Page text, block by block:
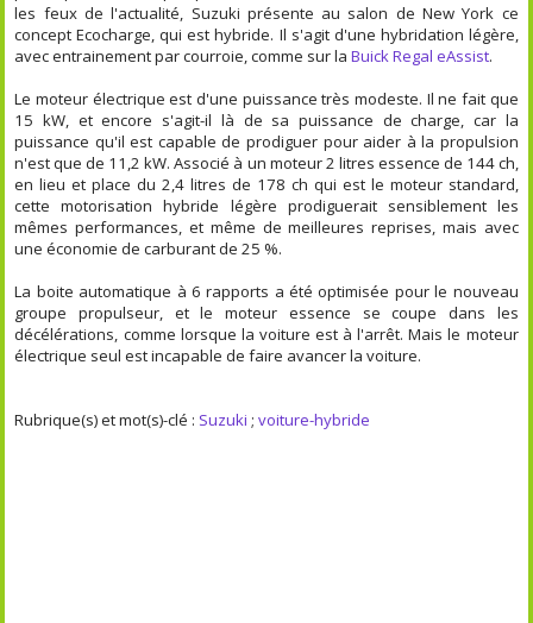
les feux de l'actualité, Suzuki présente au salon de New York ce
concept Ecocharge, qui est hybride. Il s'agit d'une hybridation légère,
avec entrainement par courroie, comme sur laBuick Regal eAssist.
Le moteur électrique est d'une puissance très modeste. Il ne fait que
15 kW, et encore s'agit-il là de sa puissance de charge, car la
puissance qu'il est capable de prodiguer pour aider à la propulsion
n'est que de 11,2 kW. Associé à un moteur 2 litres essence de 144 ch,
en lieu et place du 2,4 litres de 178 ch qui est le moteur standard,
cette motorisation hybride légère prodiguerait sensiblement les
mêmes performances, et même de meilleures reprises, mais avec
une économie de carburant de 25 %.
La boite automatique à 6 rapports a été optimisée pour le nouveau
groupe propulseur, et le moteur essence se coupe dans les
décélérations, comme lorsque la voiture est à l'arrêt. Mais le moteur
électrique seul est incapable de faire avancer la voiture.
Rubrique(s) et mot(s)-clé : Suzuki ;voiture-hybride